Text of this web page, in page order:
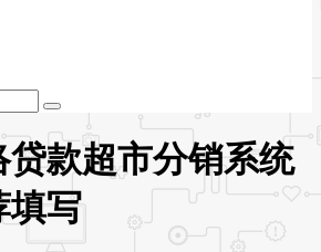
贷款超市分销系统
填写